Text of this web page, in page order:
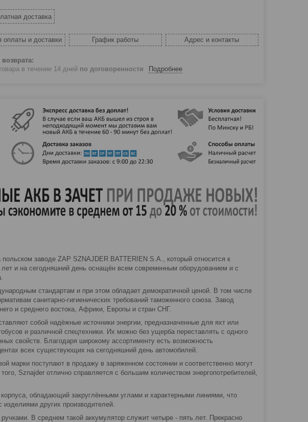
доставка
оплаты и доставки График работы Адрес и контакты
в течение 14 дней по договоренности Подробнее
заводе ZAP SZNAJDER BATTERIEN S.A., который относится к
и на сегодняшний день оснащён всем современным оборудованием и с
стандартам и при этом обладает демократичной ценой. В том числе
санитарно-гигиенических требований таможенного союза. Завод
и среднего востока, Африки, Европы и стран СНГ.
собой надёжные источники энергии, предназначенные для яхт или
и различной спецтехники. Их можно без ущерба переставлять с одного
свойств. Благодаря широкому ассортименту есть возможность
всех существующих на сегодняшний день автомобилей.
марки поступают в продажу в заряженном состоянии и соответственно могут
Sznajder отлично справляется с большим количеством энергопотребителей,
обладающий закруглёнными углами и характерными линиями, что
других производителей.
В среднем такой аккумулятор служит четыре - пять лет. Прекрасно